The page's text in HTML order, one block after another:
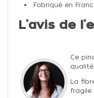
Fabriqué en
L'avis de
Ce
La
fragile